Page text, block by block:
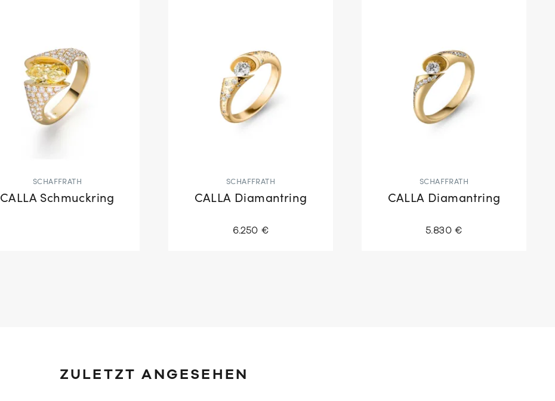
SCHAFFRATH
CALLA Schmuckring
SCHAFFRATH
CALLA Diamantring
6.250 €
SCHAFFRATH
CALLA Diamantring
5.830 €
ZULETZT ANGESEHEN